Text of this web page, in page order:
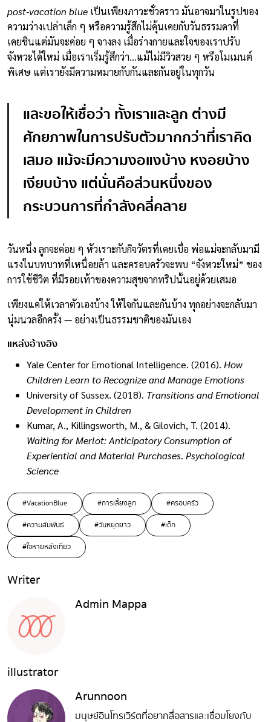
post-vacation blue เป็นเพียงภาวะชั่วคราว มันอาจมาในรูปของ
ความว่างเปล่าเล็ก ๆ หรือความรู้สึกไม่คุ้นเคยกับวันธรรมดาที่
เคยชินแต่มันจะค่อย ๆ จางลง เมื่อร่างกายและใจของเราปรับ
จังหวะได้ใหม่ เมื่อเราเริ่มรู้สึกว่า…แม้ไม่มีวิวสวย ๆ หรือโมเมนต์
พิเศษ แต่เรายังมีความหมายกับกันและกันอยู่ในทุกวัน
และขอให้เชื่อว่า ทั้งเราและลูก ต่างมี
ศักยภาพในการปรับตัวมากกว่าที่เราคิด
เสมอ แม้จะมีความงอแงบ้าง หงอยบ้าง
เงียบบ้าง แต่นั่นคือส่วนหนึ่งของ
กระบวนการที่กำลังคลี่คลาย
วันหนึ่ง ลูกจะค่อย ๆ หัวเราะกับกิจวัตรที่เคยเบื่อ พ่อแม่จะกลับมามี
แรงในบทบาทที่เหนื่อยล้า และครอบครัวจะพบ “จังหวะใหม่” ของ
การใช้ชีวิต ที่มีรอยเท้าของความสุขจากทริปนั้นอยู่ด้วยเสมอ
เพียงแค่ให้เวลาตัวเองบ้าง ให้ใจกันและกันบ้าง ทุกอย่างจะกลับมา
นุ่มนวลอีกครั้ง — อย่างเป็นธรรมชาติของมันเอง
แหล่งอ้างอิง
Yale Center for Emotional Intelligence. (2016). How
Children Learn to Recognize and Manage Emotions
University of Sussex. (2018). Transitions and Emotional
Development in Children
Kumar, A., Killingsworth, M., & Gilovich, T. (2014).
Waiting for Merlot: Anticipatory Consumption of
Experiential and Material Purchases. Psychological
Science
#VacationBlue #การเลี้ยงลูก
#ครอบครัว
#ความสัมพันธ์
#วันหยุดยาว
#เด็ก
#ใจหายหลังเที่ยว
Writer
Admin Mappa
illustrator
Arunnoon
มนุษย์อินโทรเวิร์ตที่อยากสื่อสารและเชื่อมโยงกับ